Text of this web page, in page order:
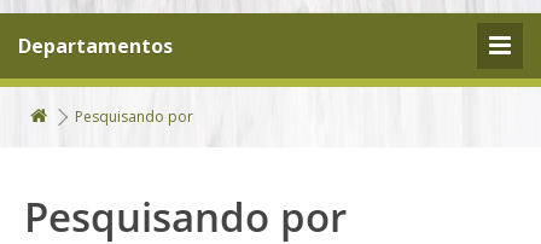
Departamentos
Pesquisando por
Pesquisando por